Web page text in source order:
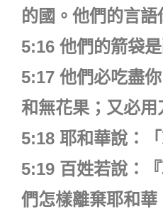
的國。他們的言語
5:16 他們的箭袋
5:17 他們必吃盡
和無花果；又必用
5:18 耶和華說：
5:19 百姓若說：
們怎樣離棄耶和